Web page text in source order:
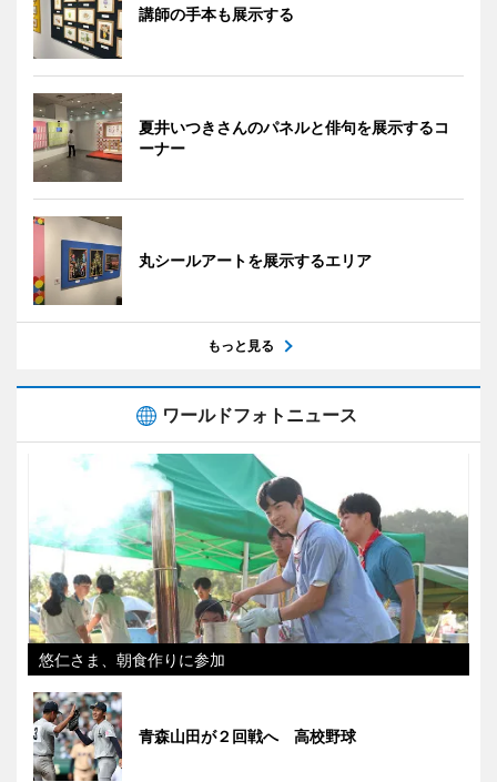
講師の手本も展示する
夏井いつきさんのパネルと俳句を展示するコ
ーナー
丸シールアートを展示するエリア
もっと見る
ワールドフォトニュース
悠仁さま、朝食作りに参加
青森山田が２回戦へ 高校野球